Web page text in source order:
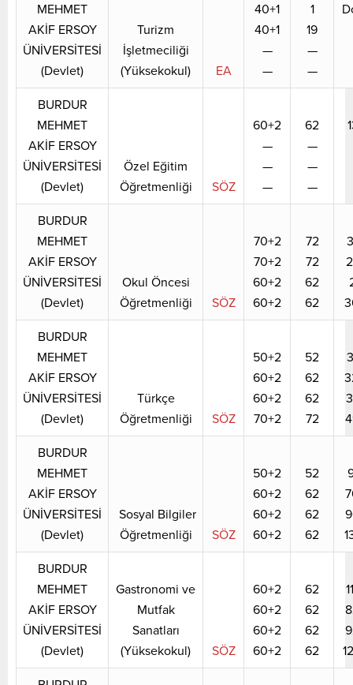
MEHMET
AKİF ERSOY
ÜNİVERSİTESİ
(Devlet)
Turizm
İşletmeciliği
(Yüksekokul)
EA
40+1
40+1
—
—
1
19
—
—
BURDUR
MEHMET
AKİF ERSOY
ÜNİVERSİTESİ
(Devlet)
Özel Eğitim
Öğretmenliği
SÖZ
60+2
—
—
—
62
—
—
—
BURDUR
MEHMET
AKİF ERSOY
ÜNİVERSİTESİ
(Devlet)
Okul Öncesi
Öğretmenliği
SÖZ
70+2
70+2
60+2
60+2
72
72
62
62
BURDUR
MEHMET
AKİF ERSOY
ÜNİVERSİTESİ
(Devlet)
Türkçe
Öğretmenliği
SÖZ
50+2
60+2
60+2
70+2
52
62
62
72
BURDUR
MEHMET
AKİF ERSOY
ÜNİVERSİTESİ
(Devlet)
Sosyal Bilgiler
Öğretmenliği
SÖZ
50+2
60+2
60+2
60+2
52
62
62
62
BURDUR
MEHMET
AKİF ERSOY
ÜNİVERSİTESİ
(Devlet)
Gastronomi ve
Mutfak
Sanatları
(Yüksekokul)
SÖZ
60+2
60+2
60+2
60+2
62
62
62
62